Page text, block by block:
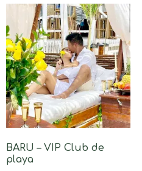
BARU – VIP Club de
playa